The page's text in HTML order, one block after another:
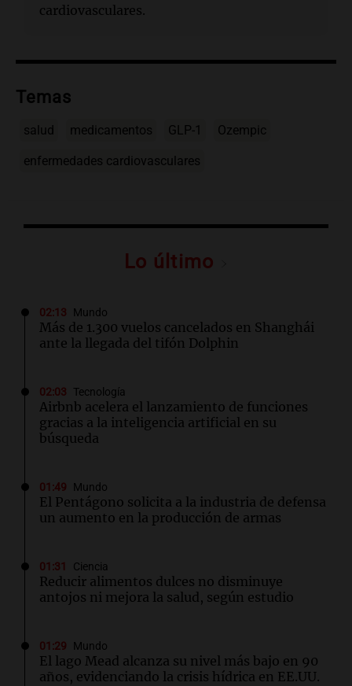
cardiovasculares.
Temas
salud medicamentos GLP-1 Ozempic
enfermedades cardiovasculares
Lo último
02:13 Mundo
Más de 1.300 vuelos cancelados en Shanghái
ante la llegada del tifón Dolphin
02:03 Tecnología
Airbnb acelera el lanzamiento de funciones
gracias a la inteligencia artificial en su
búsqueda
01:49 Mundo
El Pentágono solicita a la industria de defensa
un aumento en la producción de armas
01:31 Ciencia
Reducir alimentos dulces no disminuye
antojos ni mejora la salud, según estudio
01:29 Mundo
El lago Mead alcanza su nivel más bajo en 90
años, evidenciando la crisis hídrica en EE.UU.